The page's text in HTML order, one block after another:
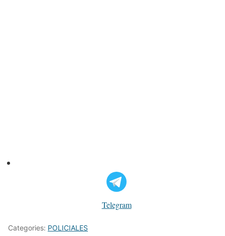
Telegram
Categories: POLICIALES